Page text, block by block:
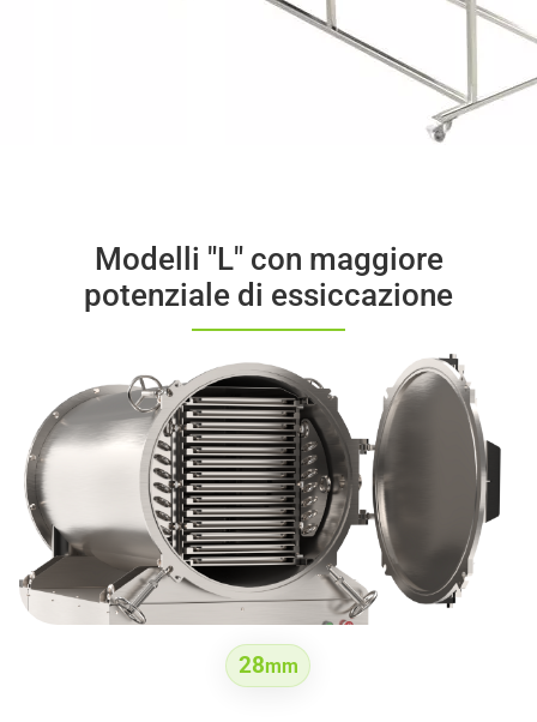
Modelli "L" con maggiore
potenziale di essiccazione
28mm